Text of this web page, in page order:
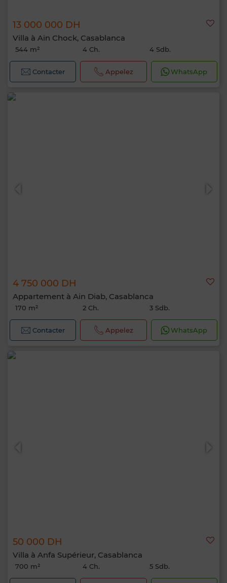
13 000 000 DH
Villa à Ain Chock, Casablanca
544 m² 4 Ch. 4 Sdb.
Contacter Appelez WhatsApp
4 750 000 DH
Appartement à Ain Diab, Casablanca
170 m² 2 Ch. 3 Sdb.
Contacter Appelez WhatsApp
50 000 DH
Villa à Anfa Supérieur, Casablanca
700 m² 4 Ch. 5 Sdb.